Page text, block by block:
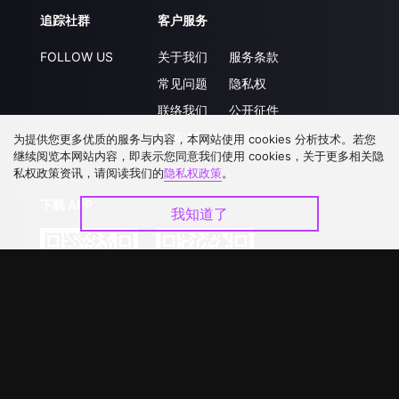
追踪社群
FOLLOW US
客户服务
关于我们
常见问题
联络我们
升级VIP
服务条款
隐私权
公开征件
合作洽談
为提供您更多优质的服务与内容，本网站使用 cookies 分析技术。若您
继续阅览本网站内容，即表示您同意我们使用 cookies，关于更多相关隐
私权政策资讯，请阅读我们的隐私权政策。
我知道了